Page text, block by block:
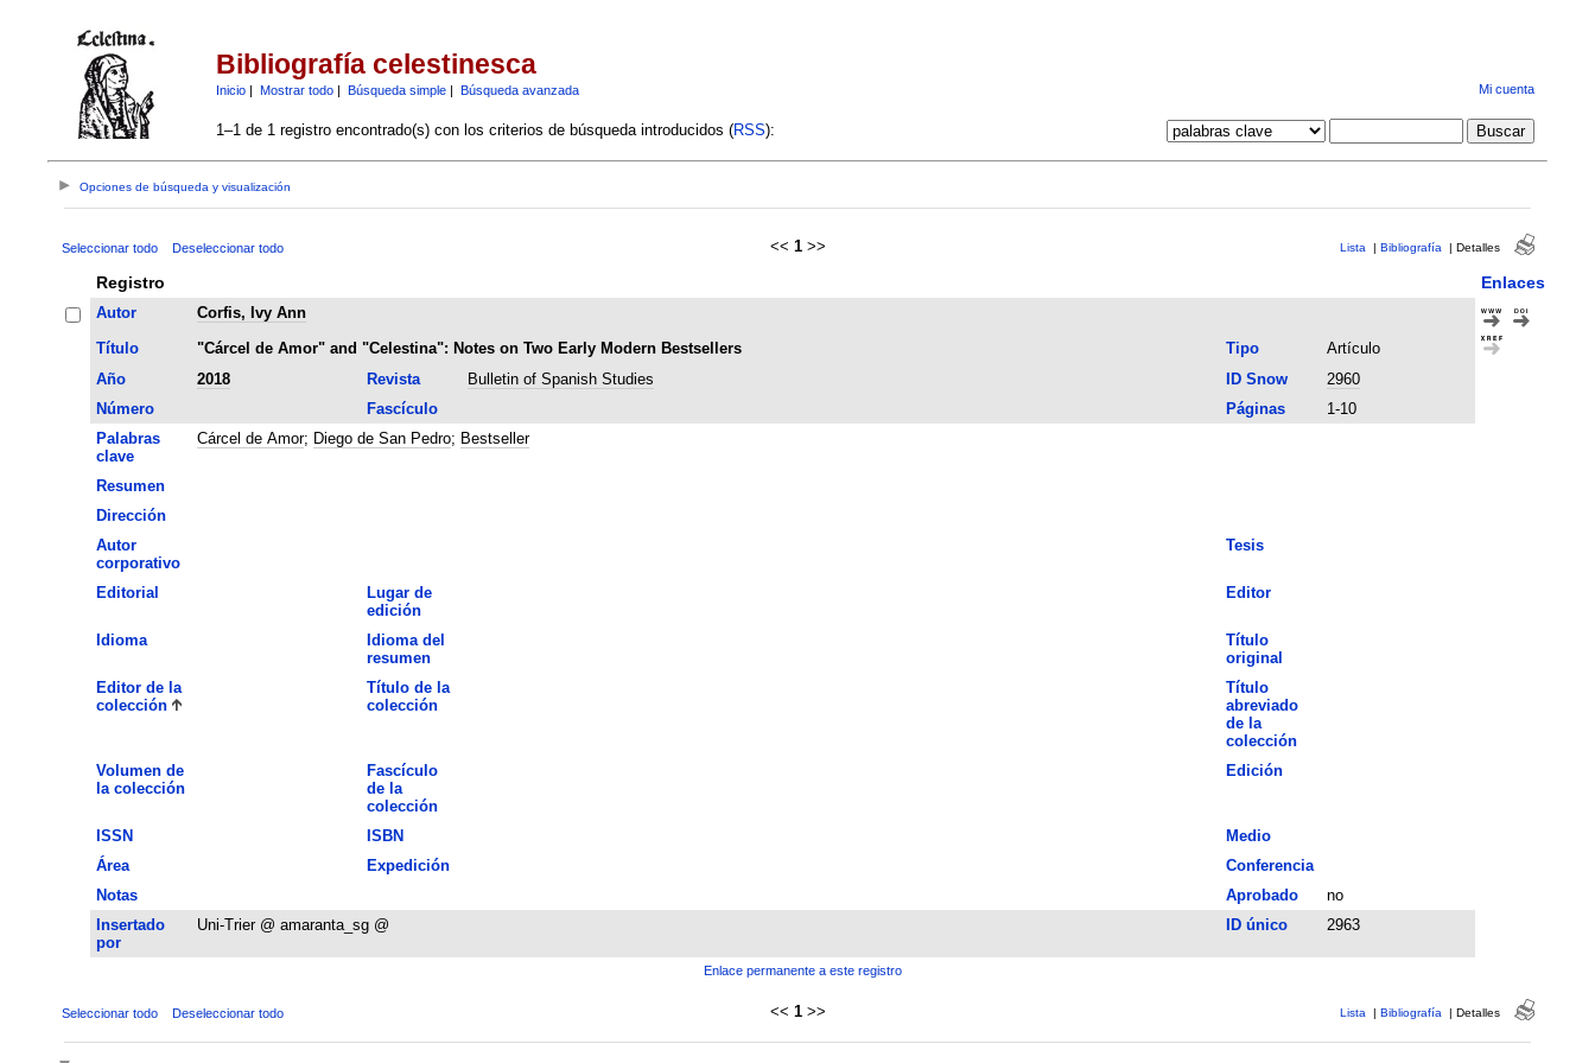
Bibliografía celestinesca
Inicio| Mostrar todo| Búsqueda simple| Búsqueda avanzada Mi cuenta
1–1 de 1 registro encontrado(s) con los criterios de búsqueda introducidos (RSS):
Opciones de búsqueda y visualización
Seleccionar todo Deseleccionar todo << 1 >> Lista | Bibliografía | Detalles
Registro Enlaces
Autor
Corfis, Ivy Ann
Título
"Cárcel de Amor" and "Celestina": Notes on Two Early Modern Bestsellers Tipo
Artículo
Año
2018 Revista Bulletin of Spanish Studies ID Snow
2960
Número
Fascículo Páginas
1-10
Palabras
clave
Cárcel de Amor; Diego de San Pedro; Bestseller
Resumen
Dirección
Autor
corporativo
Tesis
Editorial
Lugar de
edición
Editor
Idioma
Idioma del
resumen
Título
original
Editor de la
colección
Título de la
colección
Título
abreviado
de la
colección
Volumen de
la colección
Fascículo
de la
colección
Edición
ISSN ISBN
Medio
Área
Expedición
Conferencia
Notas
Aprobado
no
Insertado
por
Uni-Trier @ amaranta_sg @ ID único 2963
Enlace permanente a este registro
Seleccionar todo Deseleccionar todo << 1 >> Lista | Bibliografía | Detalles